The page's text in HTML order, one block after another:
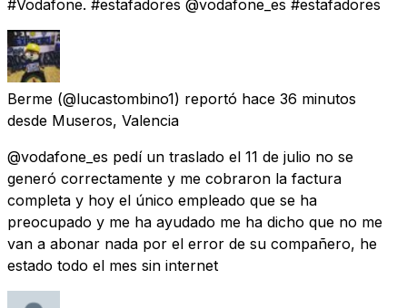
#Vodafone. #estafadores @vodafone_es #estafadores
Berme (@lucastombino1) reportó hace 36 minutos
desde Museros, Valencia
@vodafone_es pedí un traslado el 11 de julio no se
generó correctamente y me cobraron la factura
completa y hoy el único empleado que se ha
preocupado y me ha ayudado me ha dicho que no me
van a abonar nada por el error de su compañero, he
estado todo el mes sin internet